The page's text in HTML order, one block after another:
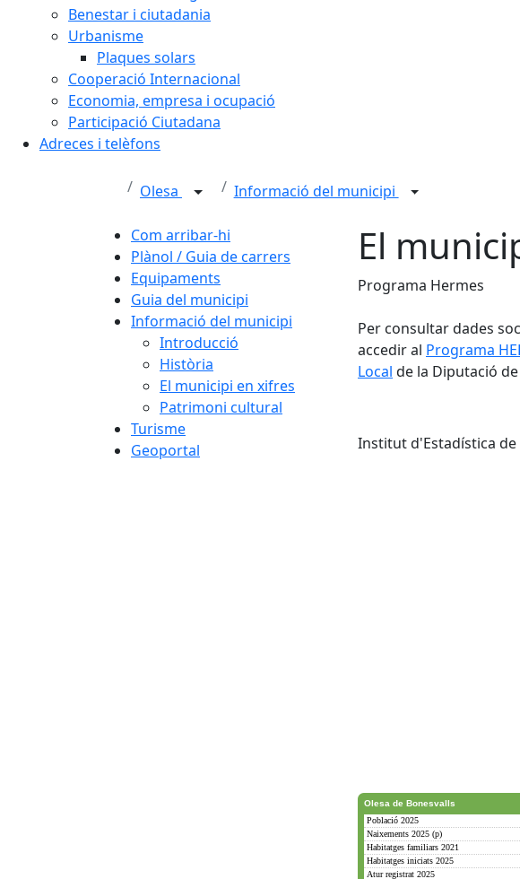
Benestar i ciutadania
Urbanisme
Plaques solars
Cooperació Internacional
Economia, empresa i ocupació
Participació Ciutadana
Adreces i telèfons
Olesa Informació del municipi
Com arribar-hi
Plànol / Guia de carrers
Equipaments
Guia del municipi
Informació del municipi
Introducció
Història
El municipi en xifres
Patrimoni cultural
Turisme
Geoportal
El
Programa Hermes
Per consultar dades
accedir al Programa
Local de la Diputació
Institut d'Estadística de